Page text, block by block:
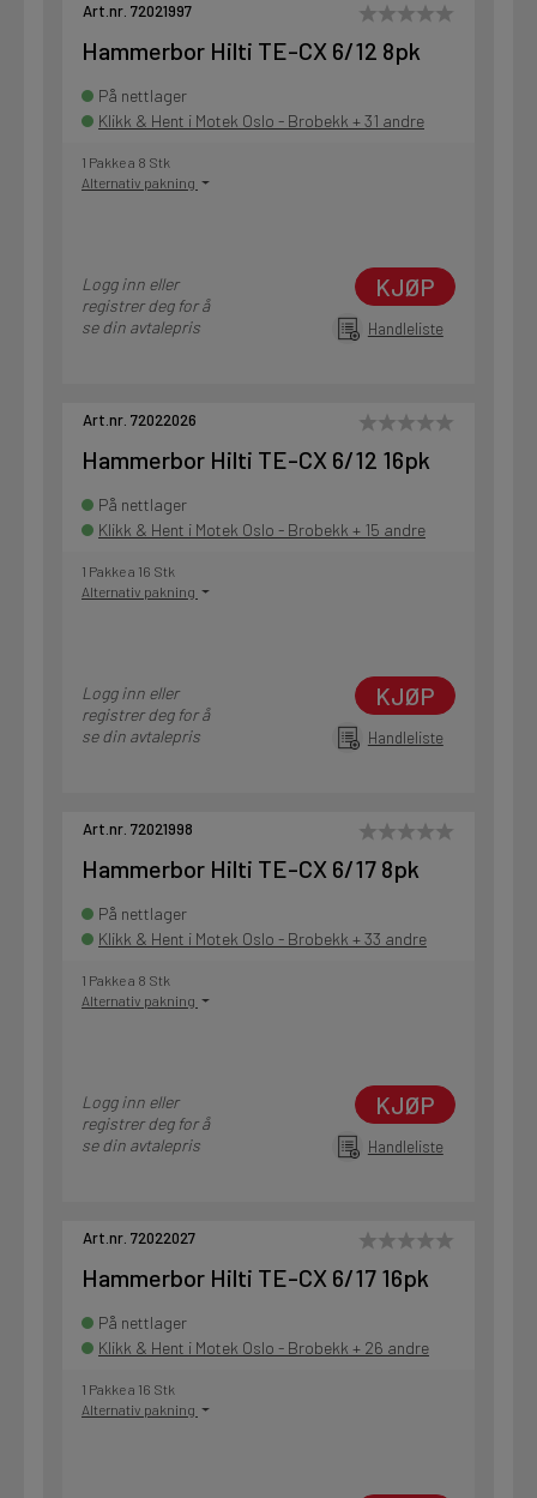
Art.nr. 72021997
Hammerbor Hilti TE-CX 6/12 8pk
På nettlager
Klikk & Hent i Motek Oslo - Brobekk + 31 andre
1 Pakke a 8 Stk
Alternativ pakning
Logg inn eller
registrer deg for å
se din avtalepris
KJØP
Handleliste
Art.nr. 72022026
Hammerbor Hilti TE-CX 6/12 16pk
På nettlager
Klikk & Hent i Motek Oslo - Brobekk + 15 andre
1 Pakke a 16 Stk
Alternativ pakning
Logg inn eller
registrer deg for å
se din avtalepris
KJØP
Handleliste
Art.nr. 72021998
Hammerbor Hilti TE-CX 6/17 8pk
På nettlager
Klikk & Hent i Motek Oslo - Brobekk + 33 andre
1 Pakke a 8 Stk
Alternativ pakning
Logg inn eller
registrer deg for å
se din avtalepris
KJØP
Handleliste
Art.nr. 72022027
Hammerbor Hilti TE-CX 6/17 16pk
På nettlager
Klikk & Hent i Motek Oslo - Brobekk + 26 andre
1 Pakke a 16 Stk
Alternativ pakning